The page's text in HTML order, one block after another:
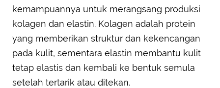
kemampuannya untuk merangsang produksi
kolagen dan elastin. Kolagen adalah protein
yang memberikan struktur dan kekencangan
pada kulit, sementara elastin membantu kulit
tetap elastis dan kembali ke bentuk semula
setelah tertarik atau ditekan.